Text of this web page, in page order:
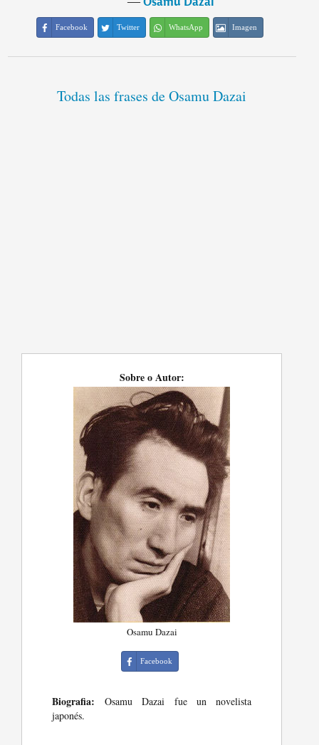
Facebook Twitter WhatsApp Imagen
Todas las frases de Osamu Dazai
Sobre o Autor:
Osamu Dazai
Facebook
Biografia: Osamu Dazai fue un novelista
japonés.